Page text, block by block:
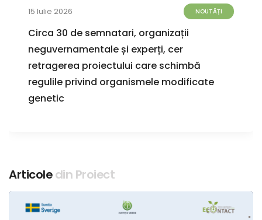
15 Iulie 2026 NOUTĂȚI
Circa 30 de semnatari, organizații
neguvernamentale și experți, cer
retragerea proiectului care schimbă
regulile privind organismele modificate
genetic
Articoledin Proiect